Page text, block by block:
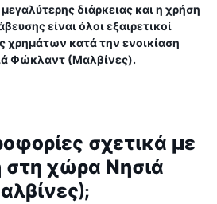
διάρκειας και η χρήση
είναι όλοι εξαιρετικοί
χρημάτων κατά την ενοικίαση
Φώκλαντ (Μαλβίνες).
σχετικά με
στη χώρα Νησιά